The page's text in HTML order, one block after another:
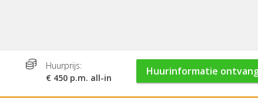
Huurprijs:
€ 450 p.m. all-in
Huurinformatie